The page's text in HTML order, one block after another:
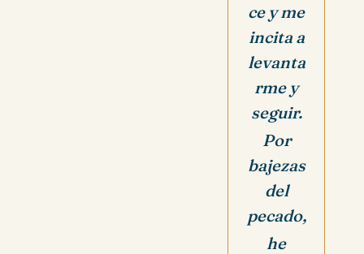
ce y me
incita a
levanta
rme y
seguir.
Por
bajezas
del
pecado,
he